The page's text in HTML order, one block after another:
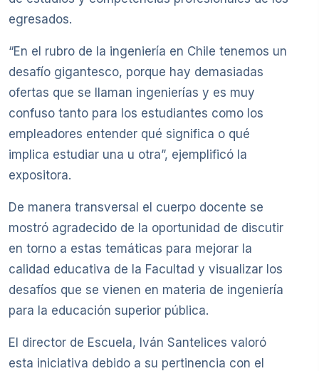
egresados.
“En el rubro de la ingeniería en Chile tenemos un
desafío gigantesco, porque hay demasiadas
ofertas que se llaman ingenierías y es muy
confuso tanto para los estudiantes como los
empleadores entender qué significa o qué
implica estudiar una u otra”, ejemplificó la
expositora.
De manera transversal el cuerpo docente se
mostró agradecido de la oportunidad de discutir
en torno a estas temáticas para mejorar la
calidad educativa de la Facultad y visualizar los
desafíos que se vienen en materia de ingeniería
para la educación superior pública.
El director de Escuela, Iván Santelices valoró
esta iniciativa debido a su pertinencia con el